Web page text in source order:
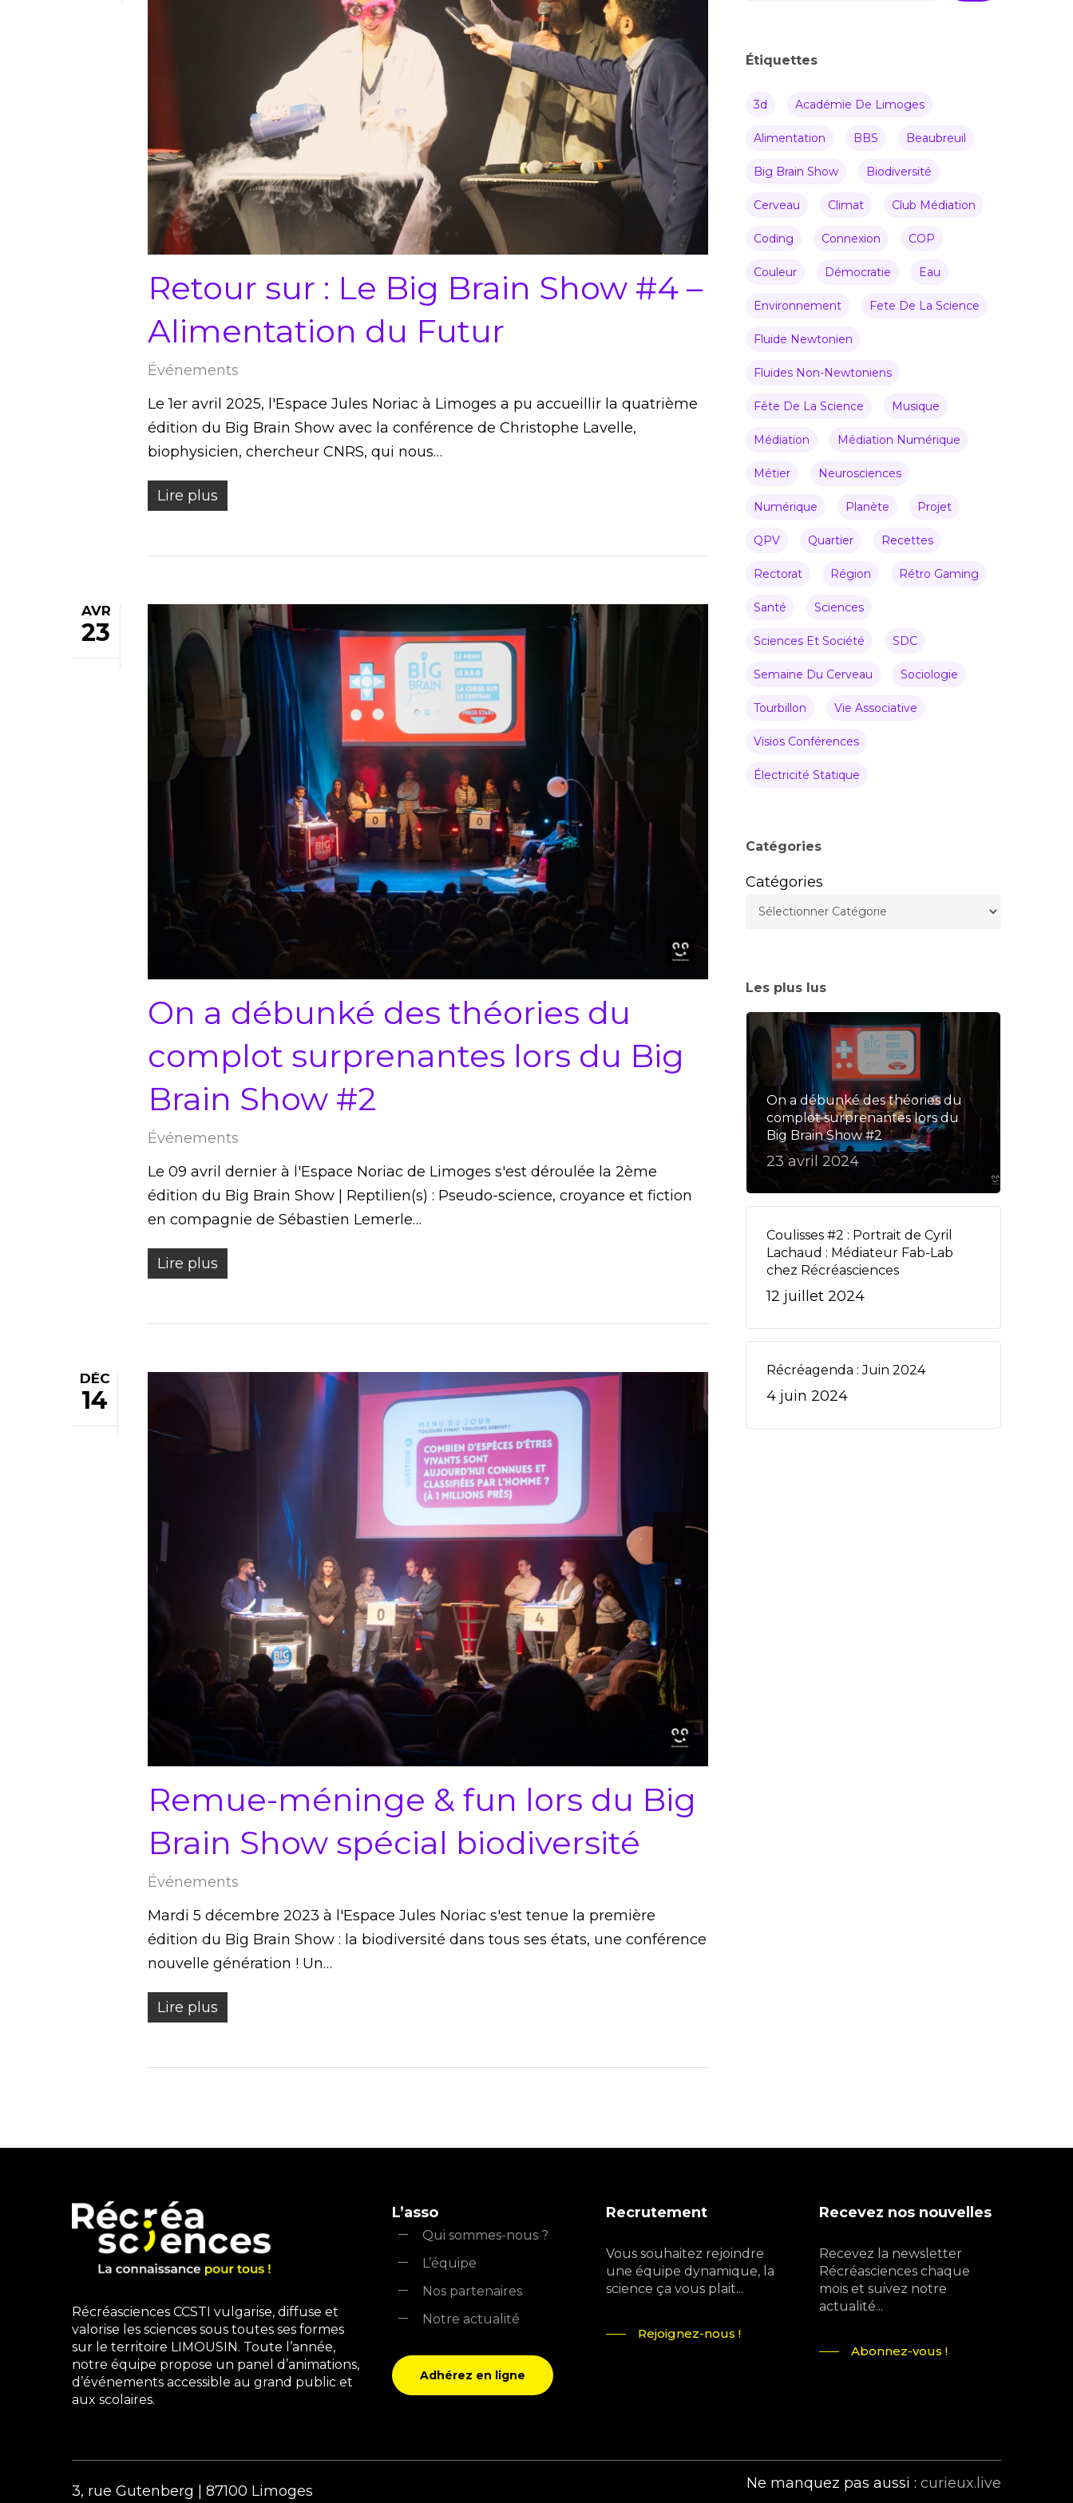
Retour sur : Le Big Brain Show #4 –
Alimentation du Futur
Événements
Le 1er avril 2025, l'Espace Jules Noriac à Limoges a pu accueillir la quatrième
édition du Big Brain Show avec la conférence de Christophe Lavelle,
biophysicien, chercheur CNRS, qui nous…
Lire plus
AVR
23
On a débunké des théories du
complot surprenantes lors du Big
Brain Show #2
Événements
Le 09 avril dernier à l'Espace Noriac de Limoges s'est déroulée la 2ème
édition du Big Brain Show | Reptilien(s) : Pseudo-science, croyance et fiction
en compagnie de Sébastien Lemerle…
Lire plus
DÉC
14
Remue-méninge & fun lors du Big
Brain Show spécial biodiversité
Événements
Mardi 5 décembre 2023 à l'Espace Jules Noriac s'est tenue la première
édition du Big Brain Show : la biodiversité dans tous ses états, une conférence
nouvelle génération ! Un…
Lire plus
Étiquettes
3d Académie De Limoges
Alimentation BBS Beaubreuil
Big Brain Show Biodiversité
Cerveau Climat Club Médiation
Coding Connexion COP
Couleur Démocratie Eau
Environnement Fete De La Science
Fluide Newtonien
Fluides Non-Newtoniens
Fête De La Science Musique
Médiation Médiation Numérique
Métier Neurosciences
Numérique Planète Projet
QPV Quartier Recettes
Rectorat Région Rétro Gaming
Santé Sciences
Sciences Et Société SDC
Semaine Du Cerveau Sociologie
Tourbillon Vie Associative
Visios Conférences
Électricité Statique
Catégories
Catégories
Les plus lus
On a débunké des théories du
complot surprenantes lors du
Big Brain Show #2
23 avril 2024
Coulisses #2 : Portrait de Cyril
Lachaud : Médiateur Fab-Lab
chez Récréasciences
12 juillet 2024
Récréagenda : Juin 2024
4 juin 2024
Récréasciences CCSTI vulgarise, diffuse et
valorise les sciences sous toutes ses formes
sur le territoire LIMOUSIN. Toute l’année,
notre équipe propose un panel d’animations,
d’événements accessible au grand public et
aux scolaires.
L’asso
Qui sommes-nous ?
L’équipe
Nos partenaires
Notre actualité
Adhérez en ligne
Recrutement
Vous souhaitez rejoindre
une équipe dynamique, la
science ça vous plait...
Rejoignez-nous !
Recevez nos nouvelles
Recevez la newsletter
Récréasciences chaque
mois et suivez notre
actualité...
Abonnez-vous !
3, rue Gutenberg | 87100 Limoges Ne manquez pas aussi : curieux.live